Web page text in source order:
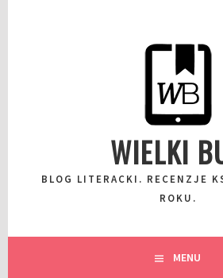
WIELKI
BLOG LITERACKI. RECENZJE
ROKU.
MENU